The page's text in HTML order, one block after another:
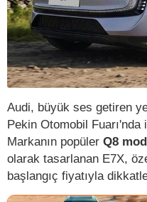
Audi, büyük ses getiren
Pekin Otomobil Fuarı'nda
Markanın popüler Q8
olarak tasarlanan E7X,
başlangıç fiyatıyla